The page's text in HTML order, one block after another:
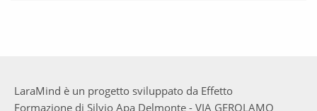
LaraMind è un progetto sviluppato da Effetto
Formazione di Silvio Apa Delmonte - VIA GEROLAMO